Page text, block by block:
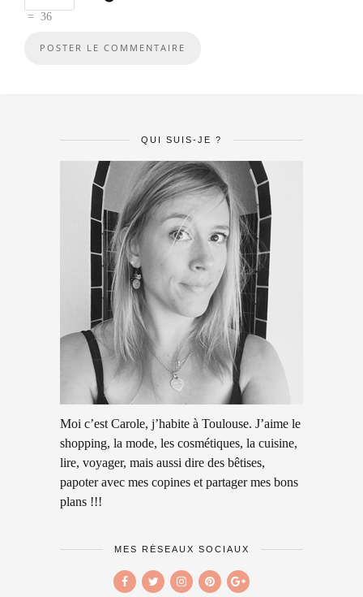
= 36
QUI SUIS-JE ?
Moi c’est Carole, j’habite à Toulouse. J’aime le
shopping, la mode, les cosmétiques, la cuisine,
lire, voyager, mais aussi dire des bêtises,
papoter avec mes copines et partager mes bons
plans !!!
MES RÉSEAUX SOCIAUX